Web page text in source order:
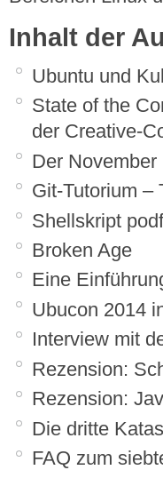
Inhalt der
Ubuntu und
State of the
der Creative-
Der
Git-Tutorium –
Shellskript
Broken Age
Eine
Ubucon 2014
Interview mit
Rezension:
Rezension:
Die dritte
FAQ zum